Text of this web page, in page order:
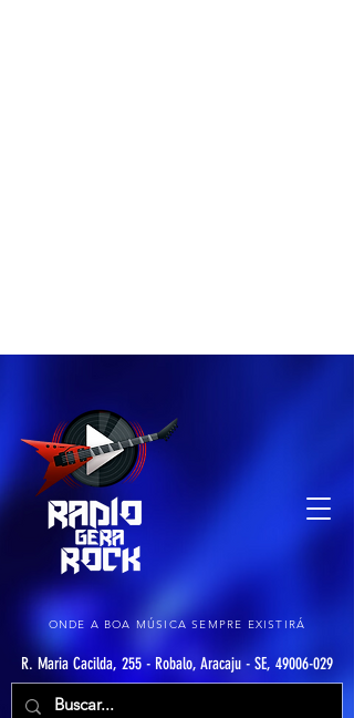
ONDE A BOA MÚSICA SEMPRE EXISTIRÁ
R. Maria Cacilda, 255 - Robalo, Aracaju - SE, 49006-029